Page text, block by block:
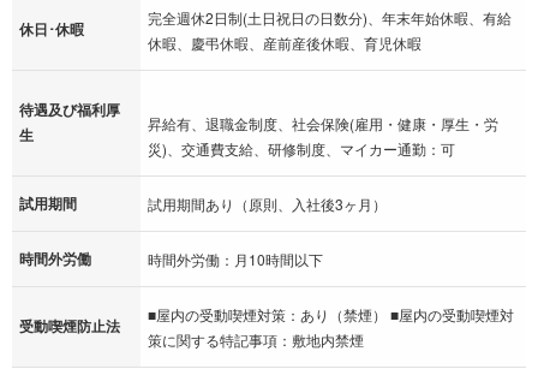
休日･休暇
完全週休2日制(土日祝日の日数分)、年末年始休暇、有給
休暇、慶弔休暇、産前産後休暇、育児休暇
待遇及び福利厚
生
昇給有、退職金制度、社会保険(雇用・健康・厚生・労
災)、交通費支給、研修制度、マイカー通勤：可
試用期間 試用期間あり（原則、入社後3ヶ月）
時間外労働 時間外労働：月10時間以下
受動喫煙防止法
■屋内の受動喫煙対策：あり（禁煙） ■屋内の受動喫煙対
策に関する特記事項：敷地内禁煙